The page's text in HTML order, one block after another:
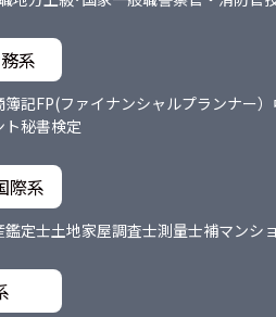
系
簿記FP(ファイナンシャルプランナー）
秘書検定
際系
鑑定士土地家屋調査士測量士補マンシ